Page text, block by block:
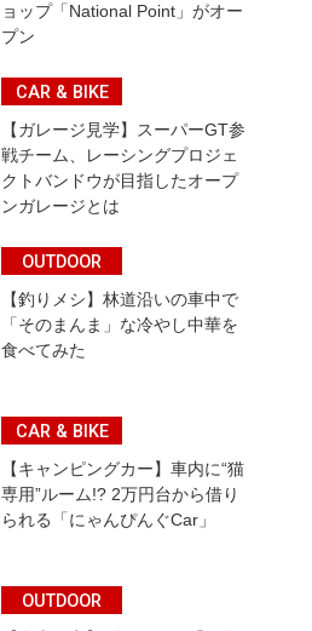
ョップ「National Point」がオー
プン
CAR & BIKE
【ガレージ見学】スーパーGT参
戦チーム、レーシングプロジェ
クトバンドウが目指したオープ
ンガレージとは
OUTDOOR
【釣りメシ】林道沿いの車中で
「そのまんま」な冷やし中華を
食べてみた
CAR & BIKE
【キャンピングカー】車内に“猫
専用”ルーム!? 2万円台から借り
られる「にゃんぴんぐCar」
OUTDOOR